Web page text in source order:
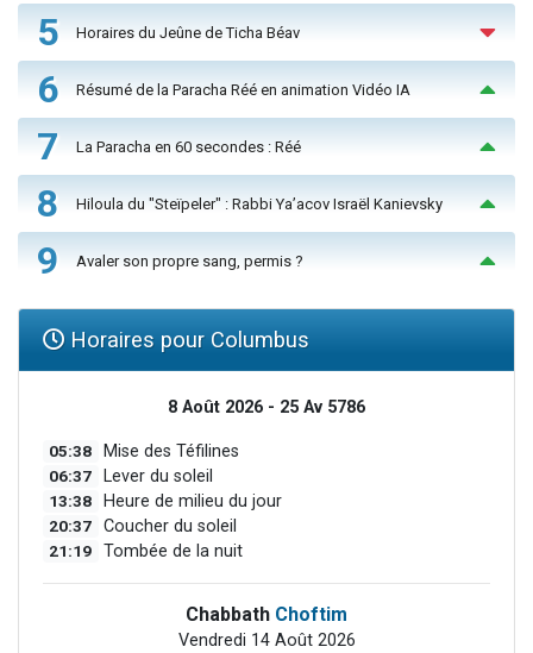
5 Horaires du Jeûne de Ticha Béav
6 Résumé de la Paracha Réé en animation Vidéo IA
7 La Paracha en 60 secondes : Réé
8 Hiloula du "Steïpeler" : Rabbi Ya’acov Israël Kanievsky
9 Avaler son propre sang, permis ?
Horaires pour Columbus
8 Août 2026 - 25 Av 5786
05:38 Mise des Téfilines
06:37 Lever du soleil
13:38 Heure de milieu du jour
20:37 Coucher du soleil
21:19 Tombée de la nuit
Chabbath Choftim
Vendredi 14 Août 2026